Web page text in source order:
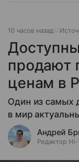
10 часов назад
продают
ценам в
Один из самых
в мир
Андрей
Редактор Hi-